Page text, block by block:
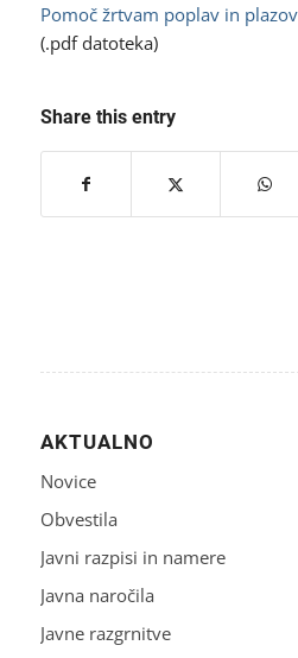
Pomoč žrtvam poplav in
(.pdf datoteka)
Share this entry
AKTUALNO
Novice
Obvestila
Javni razpisi in namere
Javna naročila
Javne razgrnitve